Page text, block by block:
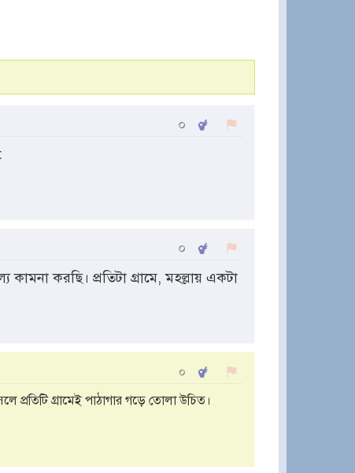
০
০
করছি। প্রতিটা গ্রামে, মহল্লায় একটা
০
গ্রামেই পাঠাগার গড়ে তোলা উচিত।